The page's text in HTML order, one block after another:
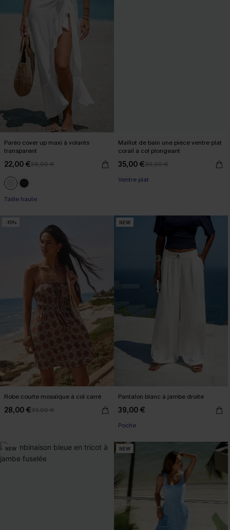
Paréo cover up maxi à volants
transparent
22,00 €26,00 €
Taille haute
Maillot de bain une pièce ventre plat
corail à col plongeant
35,00 €39,00 €
Ventre plat
-15%
Robe courte mosaïque à col carré
28,00 €33,00 €
NEW
Pantalon blanc à jambe droite
39,00 €
Poche
NEW NEW